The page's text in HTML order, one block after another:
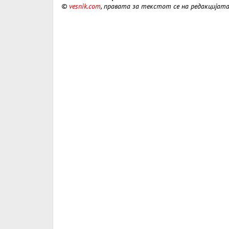
© vesnik.com, правата за текстот се на редакцијата